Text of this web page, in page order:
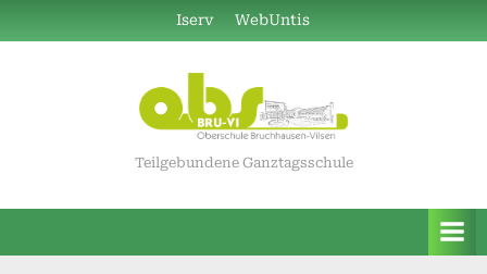
to
Iserv WebUntis
Teilgebundene Ganztagsschule